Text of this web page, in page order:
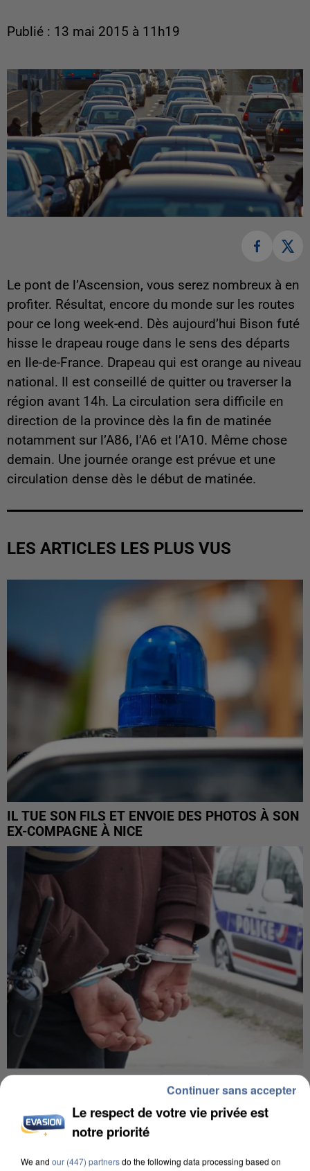
Publié : 13 mai 2015 à 11h19
Le pont de l’Ascension, vous serez nombreux à en
profiter. Résultat, encore du monde sur les routes
pour ce long week-end. Dès aujourd’hui Bison futé
hisse le drapeau rouge dans le sens des départs
en Ile-de-France. Drapeau qui est orange au niveau
national. Il est conseillé de quitter ou traverser la
région avant 14h. La circulation sera difficile en
direction de la province dès la fin de matinée
notamment sur l’A86, l’A6 et l’A10. Même chose
demain. Une journée orange est prévue et une
circulation dense dès le début de matinée.
LES ARTICLES LES PLUS VUS
IL TUE SON FILS ET ENVOIE DES PHOTOS À SON
EX-COMPAGNE À NICE
L’UN DES FONDATEURS SUPPOSÉS DE LA DZ
MAFIA INTERPELLÉ EN ALGÉRIE
Le respect de votre vie privée est
notre priorité
We and our (447) partnersdo the following data processing based on
Continuer sans accepter